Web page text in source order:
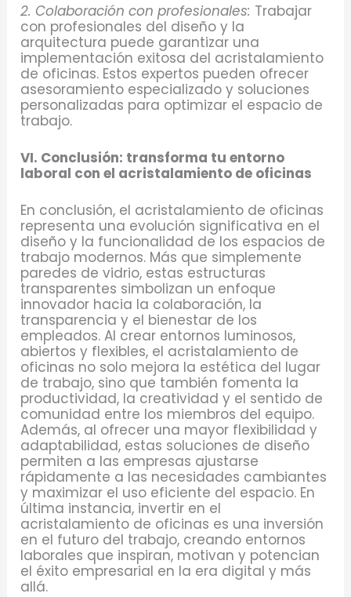
2. Colaboración con profesionales: Trabajar
con profesionales del diseño y la
arquitectura puede garantizar una
implementación exitosa del acristalamiento
de oficinas. Estos expertos pueden ofrecer
asesoramiento especializado y soluciones
personalizadas para optimizar el espacio de
trabajo.
VI. Conclusión: transforma tu entorno
laboral con el acristalamiento de oficinas
En conclusión, el acristalamiento de oficinas
representa una evolución significativa en el
diseño y la funcionalidad de los espacios de
trabajo modernos. Más que simplemente
paredes de vidrio, estas estructuras
transparentes simbolizan un enfoque
innovador hacia la colaboración, la
transparencia y el bienestar de los
empleados. Al crear entornos luminosos,
abiertos y flexibles, el acristalamiento de
oficinas no solo mejora la estética del lugar
de trabajo, sino que también fomenta la
productividad, la creatividad y el sentido de
comunidad entre los miembros del equipo.
Además, al ofrecer una mayor flexibilidad y
adaptabilidad, estas soluciones de diseño
permiten a las empresas ajustarse
rápidamente a las necesidades cambiantes
y maximizar el uso eficiente del espacio. En
última instancia, invertir en el
acristalamiento de oficinas es una inversión
en el futuro del trabajo, creando entornos
laborales que inspiran, motivan y potencian
el éxito empresarial en la era digital y más
allá.